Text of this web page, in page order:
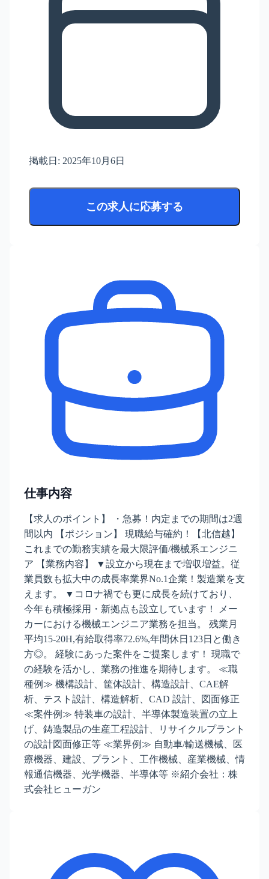
掲載日: 2025年10月6日
この求人に応募する
仕事内容
【求人のポイント】 ・急募！内定までの期間は2週
間以内 【ポジション】 現職給与確約！【北信越】
これまでの勤務実績を最大限評価/機械系エンジニ
ア 【業務内容】 ▼設立から現在まで増収増益。従
業員数も拡大中の成長率業界No.1企業！製造業を支
えます。 ▼コロナ禍でも更に成長を続けており、
今年も積極採用・新拠点も設立しています！ メー
カーにおける機械エンジニア業務を担当。 残業月
平均15-20H,有給取得率72.6%,年間休日123日と働き
方◎。 経験にあった案件をご提案します！ 現職で
の経験を活かし、業務の推進を期待します。 ≪職
種例≫ 機構設計、筐体設計、構造設計、CAE解
析、テスト設計、構造解析、CAD 設計、図面修正
≪案件例≫ 特装車の設計、半導体製造装置の立上
げ、鋳造製品の生産工程設計、リサイクルプラント
の設計図面修正等 ≪業界例≫ 自動車/輸送機械、医
療機器、建設、プラント、工作機械、産業機械、情
報通信機器、光学機器、半導体等 ※紹介会社：株
式会社ヒューガン